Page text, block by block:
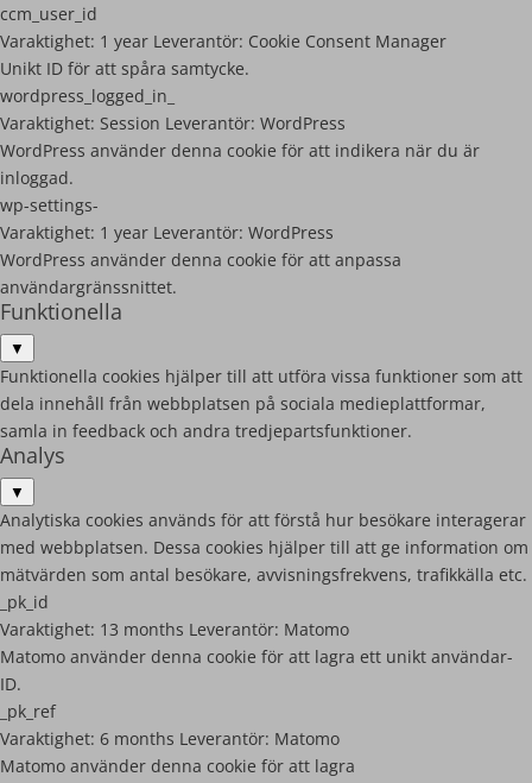
ccm_user_id
Varaktighet: 1 year Leverantör: Cookie Consent Manager
Unikt ID för att spåra samtycke.
wordpress_logged_in_
Varaktighet: Session Leverantör: WordPress
WordPress använder denna cookie för att indikera när du är
inloggad.
wp-settings-
Varaktighet: 1 year Leverantör: WordPress
WordPress använder denna cookie för att anpassa
användargränssnittet.
Funktionella
▼
Funktionella cookies hjälper till att utföra vissa funktioner som att
dela innehåll från webbplatsen på sociala medieplattformar,
samla in feedback och andra tredjepartsfunktioner.
Analys
▼
Analytiska cookies används för att förstå hur besökare interagerar
med webbplatsen. Dessa cookies hjälper till att ge information om
mätvärden som antal besökare, avvisningsfrekvens, trafikkälla etc.
_pk_id
Varaktighet: 13 months Leverantör: Matomo
Matomo använder denna cookie för att lagra ett unikt användar-
ID.
_pk_ref
Varaktighet: 6 months Leverantör: Matomo
Matomo använder denna cookie för att lagra